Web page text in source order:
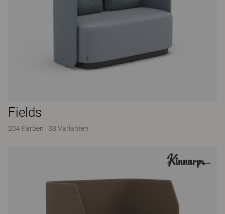
Fields
204 Farben | 38 Varianten